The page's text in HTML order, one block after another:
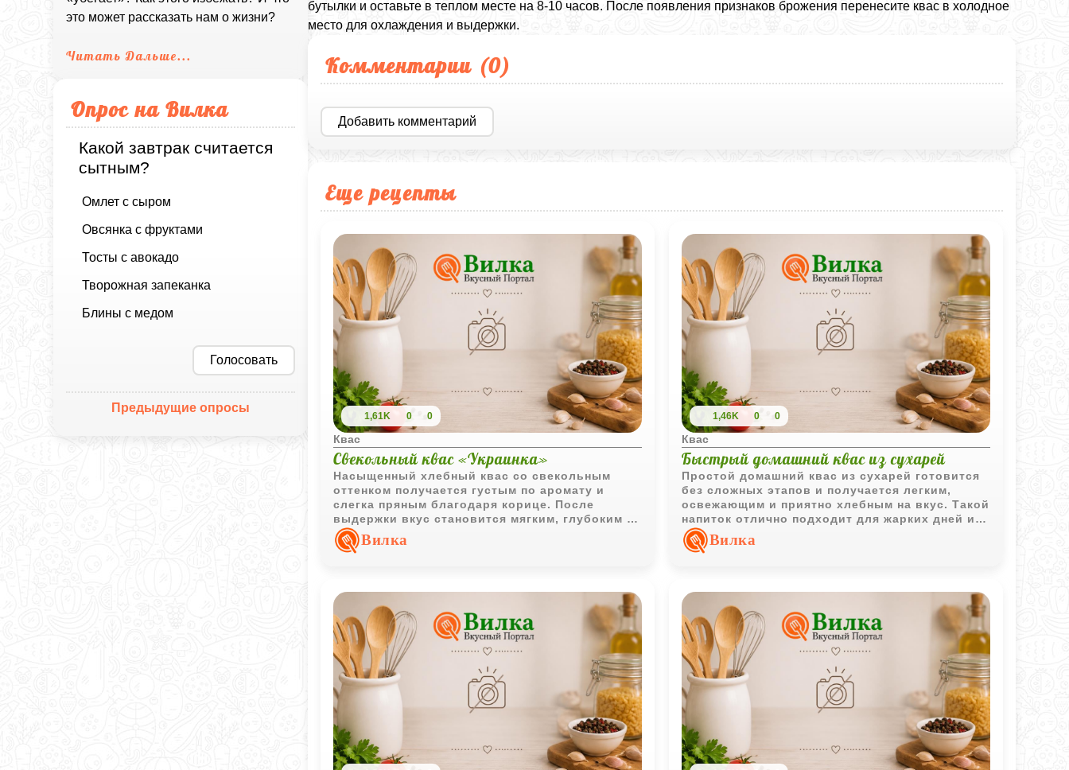
это может рассказать нам о жизни?
Читать Дальше...
Опрос на Вилка
Какой завтрак считается
сытным?
Омлет с сыром
Овсянка с фруктами
Тосты с авокадо
Творожная запеканка
Блины с медом
Голосовать
Предыдущие опросы
бутылки и оставьте в теплом месте на 8-10 часов. После появления признаков брожения перенесите квас в холодное
место для охлаждения и выдержки.
Комментарии (0)
Добавить комментарий
Еще рецепты
1,61K 0 0
Квас
Свекольный квас «Украинка»
Насыщенный хлебный квас со свекольным
оттенком получается густым по аромату и
слегка пряным благодаря корице. После
выдержки вкус становится мягким, глубоким и
очень характерным для старинных домашних
напитков.
Вилка
1,46K 0 0
Квас
Быстрый домашний квас из сухарей
Простой домашний квас из сухарей готовится
без сложных этапов и получается легким,
освежающим и приятно хлебным на вкус. Такой
напиток отлично подходит для жарких дней и
хорошо охлаждает после нескольких часов в
холодильнике.
Вилка